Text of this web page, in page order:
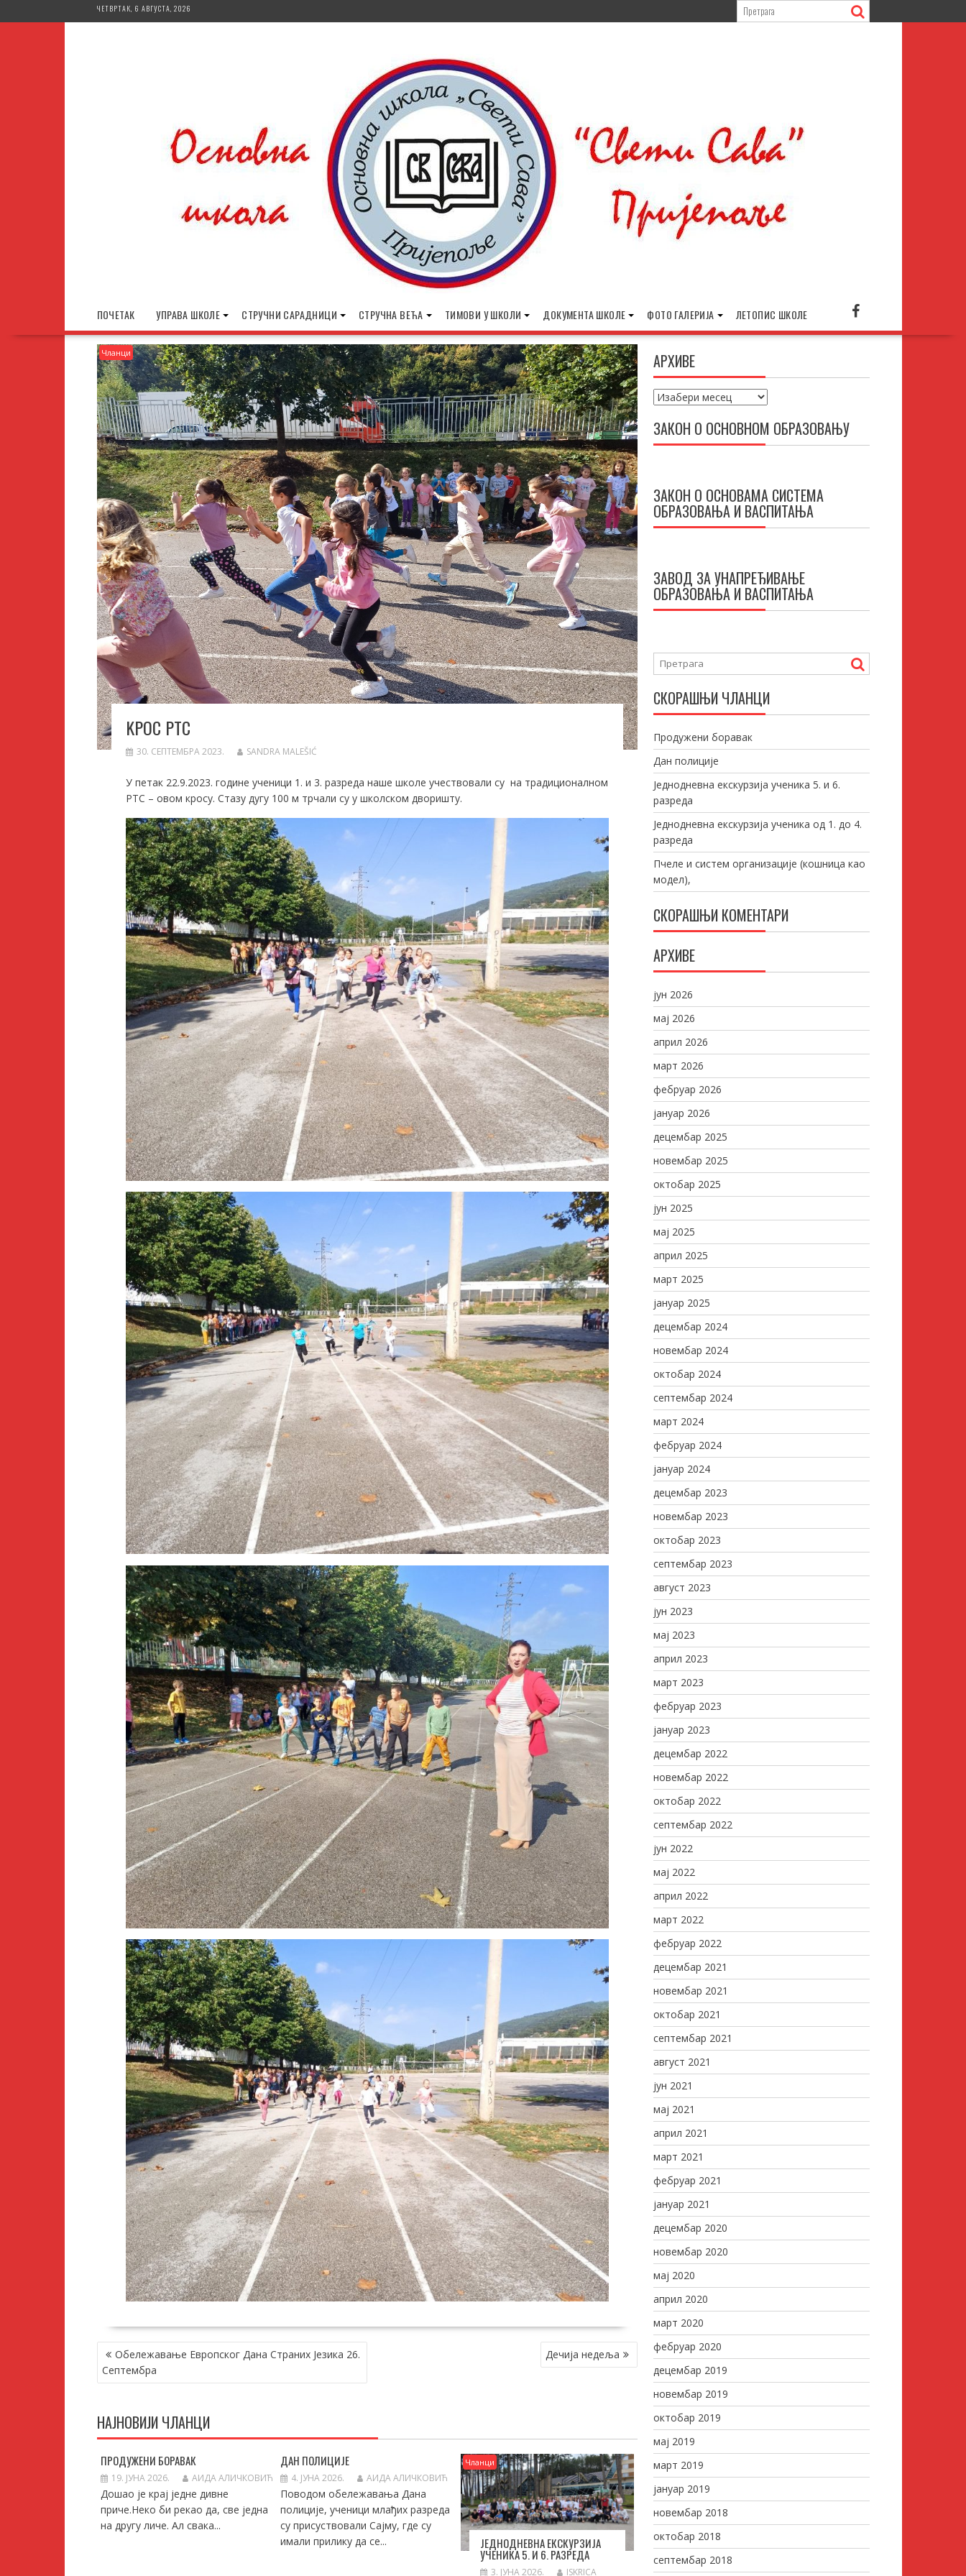
to
ЧЕТВРТАК, 6 АВГУСТА, 2026
ПОЧЕТАК УПРАВА ШКОЛЕ СТРУЧНИ САРАДНИЦИ СТРУЧНА ВЕЋА ТИМОВИ У ШКОЛИ ДОКУМЕНТА ШКОЛЕ ФОТО ГАЛЕРИЈА ЛЕТОПИС ШКОЛЕ
Чланци
KРОС РТС
30. СЕПТЕМБРА 2023. SANDRA MALEŠIĆ
У петак 22.9.2023. године ученици 1. и 3. разреда наше школе учествовали су на традиционалном
РТС – овом кросу. Стазу дугу 100 м трчали су у школском дворишту.
КРЕТАЊЕ
ЧЛАНКА
Обележавање Европског Дана Страних Језика 26.
Септембра
Дечија недеља
НАЈНОВИЈИ ЧЛАНЦИ
ПРОДУЖЕНИ БОРАВАК
19. ЈУНА 2026. АИДА АЛИЧКОВИЋ
Дошао је крај једне дивне
приче.Неко би рекао да, све једна
на другу личе. Ал свака...
ДАН ПОЛИЦИЈЕ
4. ЈУНА 2026. АИДА АЛИЧКОВИЋ
Поводом обележавања Дана
полиције, ученици млађих разреда
су присуствовали Сајму, где су
имали прилику да се...
Чланци
ЈЕДНОДНЕВНА ЕКСКУРЗИЈА
УЧЕНИКА 5. И 6. РАЗРЕДА
3. ЈУНА 2026. ISKRICA
АРХИВЕ
Архиве
ЗАКОН О ОСНОВНОМ ОБРАЗОВАЊУ
ЗАКОН О ОСНОВАМА СИСТЕМА
ОБРАЗОВАЊА И ВАСПИТАЊА
ЗАВОД ЗА УНАПРЕЂИВАЊЕ
ОБРАЗОВАЊА И ВАСПИТАЊА
СКОРАШЊИ ЧЛАНЦИ
Продужени боравак
Дан полиције
Једнодневна екскурзија ученика 5. и 6.
разреда
Једнодневна екскурзија ученика од 1. до 4.
разреда
Пчеле и систем организације (кошница као
модел),
СКОРАШЊИ КОМЕНТАРИ
АРХИВЕ
јун 2026
мај 2026
април 2026
март 2026
фебруар 2026
јануар 2026
децембар 2025
новембар 2025
октобар 2025
јун 2025
мај 2025
април 2025
март 2025
јануар 2025
децембар 2024
новембар 2024
октобар 2024
септембар 2024
март 2024
фебруар 2024
јануар 2024
децембар 2023
новембар 2023
октобар 2023
септембар 2023
август 2023
јун 2023
мај 2023
април 2023
март 2023
фебруар 2023
јануар 2023
децембар 2022
новембар 2022
октобар 2022
септембар 2022
јун 2022
мај 2022
април 2022
март 2022
фебруар 2022
децембар 2021
новембар 2021
октобар 2021
септембар 2021
август 2021
јун 2021
мај 2021
април 2021
март 2021
фебруар 2021
јануар 2021
децембар 2020
новембар 2020
мај 2020
април 2020
март 2020
фебруар 2020
децембар 2019
новембар 2019
октобар 2019
мај 2019
март 2019
јануар 2019
новембар 2018
октобар 2018
септембар 2018